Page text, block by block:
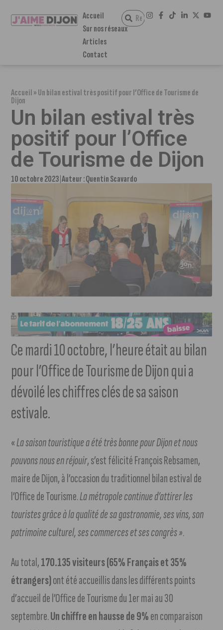
Accueil
Sur nos réseaux
Articles
Contact
Accueil»Un bilan estival très positif pour l’Office de Tourisme de
Dijon
Un bilan estival très
positif pour l’Office
de Tourisme de Dijon
10 octobre 2023 Auteur :Quentin Scavardo
Ce mardi 10 octobre, l’heure était au bilan
pour l’Office de Tourisme de Dijon qui a
dévoilé les chiffres clés de sa saison
estivale.
«La saison touristique a été très bonne pour Dijon et nous
pouvons nous en réjouir, s’est félicité François Rebsamen,
maire de Dijon, à l’occasion du traditionnel bilan estival de
l’Office de Tourisme.La métropole continue d’attirer les
touristes grâce à la qualité de sa gastronomie, ses vins, son
patrimoine culturel, ses commerces et ses congrès ».
Au total,170.135 visiteurs (65% Français et 35%
étrangers)ont été accueillis dans les différents points
d’accueil de l’Office de Tourisme du 1er mai au 30
septembre.Un chiffre en hausse de 9%en comparaison